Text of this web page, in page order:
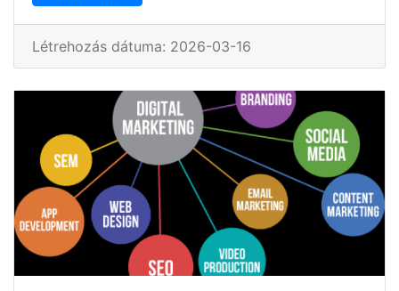
Létrehozás dátuma: 2026-03-16